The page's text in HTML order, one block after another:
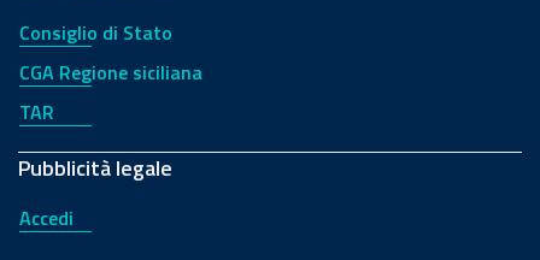
Consiglio di Stato
CGA Regione siciliana
TAR
Pubblicità legale
Accedi